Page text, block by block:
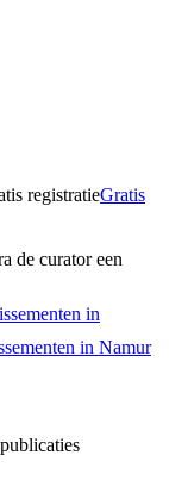
registratieGratis
de curator een
in
in Namur